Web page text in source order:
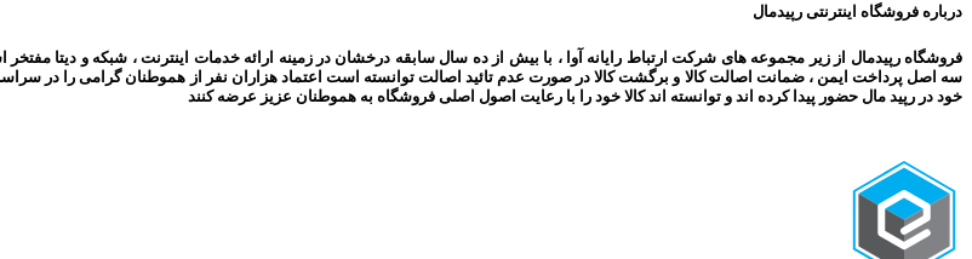
درباره فروشگاه اینترنتی رپیدمال
فروشگاه رپیدمال از زیر مجموعه های شرکت ارتباط رایانه آوا ، با بیش از ده سال سابقه درخشان در زمینه ارائه خدمات اینترنت ، شبکه و دیتا
سه اصل پرداخت ایمن ، ضمانت اصالت کالا و برگشت کالا در صورت عدم تائید اصالت توانسته است اعتماد هزاران نفر از هموطنان گرامی را در
خود در رپید مال حضور پیدا کرده اند و توانسته اند کالا خود را با رعایت اصول اصلی فروشگاه به هموطنان عزیز عرضه کنند